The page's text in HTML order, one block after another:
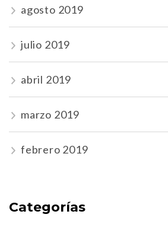
agosto 2019
julio 2019
abril 2019
marzo 2019
febrero 2019
Categorías